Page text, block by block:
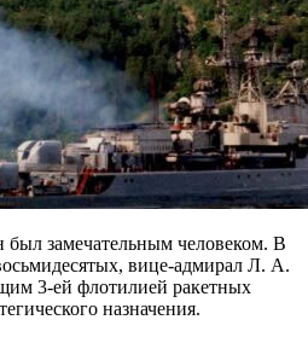
замечательным человеком. В
вице-адмирал Л. А.
3-ей флотилией ракетных
назначения.